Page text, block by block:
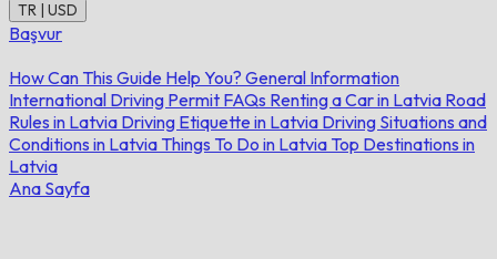
TR | USD
Başvur
How Can This Guide Help You? General Information
International Driving Permit FAQs Renting a Car in Latvia Road
Rules in Latvia Driving Etiquette in Latvia Driving Situations and
Conditions in Latvia Things To Do in Latvia Top Destinations in
Latvia
Ana Sayfa